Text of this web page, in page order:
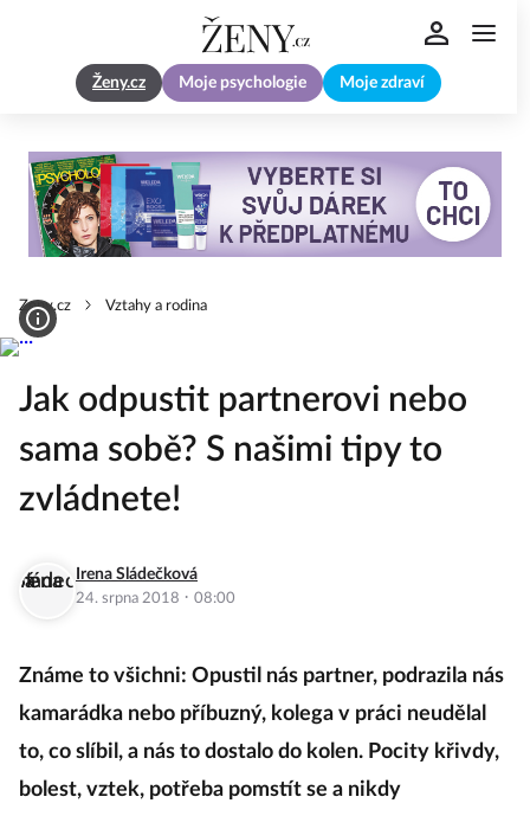
Ženy.cz Moje psychologie Moje zdraví
Zeny.cz Vztahy a rodina
Jak odpustit partnerovi nebo
sama sobě? S našimi tipy to
zvládnete!
Irena Sládečková
24. srpna 2018 · 08:00
Známe to všichni: Opustil nás partner, podrazila nás
kamarádka nebo příbuzný, kolega v práci neudělal
to, co slíbil, a nás to dostalo do kolen. Pocity křivdy,
bolest, vztek, potřeba pomstít se a nikdy